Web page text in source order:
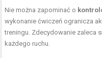
Nie można zapominać o
wykonanie ćwiczeń ogranicza
treningu. Zdecydowanie zaleca
każdego ruchu.